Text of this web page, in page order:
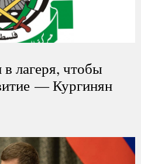
в лагеря, чтобы
— Кургинян